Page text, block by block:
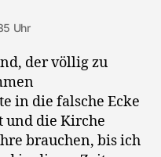
Uhr
der völlig zu
in die falsche Ecke
und die Kirche
brauchen, bis ich